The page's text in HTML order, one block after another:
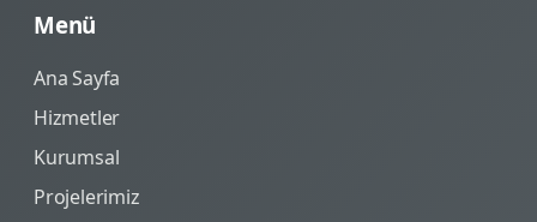
Menü
Ana Sayfa
Hizmetler
Kurumsal
Projelerimiz